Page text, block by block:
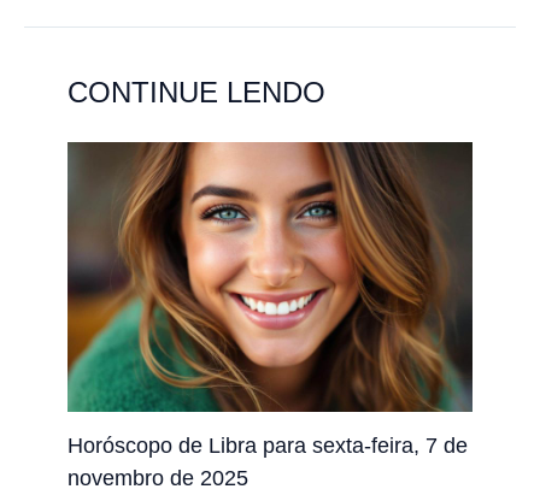
CONTINUE LENDO
Horóscopo de Libra para sexta-feira, 7 de
novembro de 2025